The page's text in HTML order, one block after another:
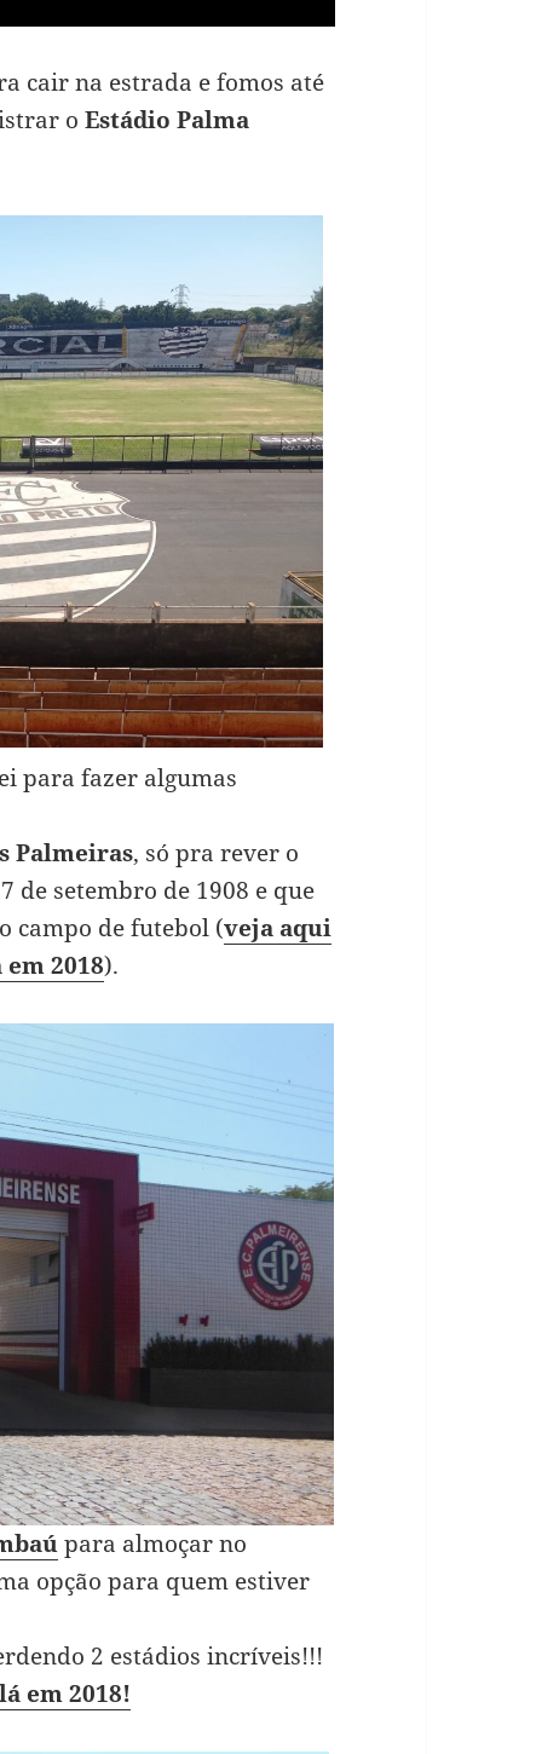
cair na estrada e fomos até
o Estádio Palma
para fazer algumas
Palmeiras, só pra rever o
de setembro de 1908 e que
campo de futebol (veja aqui
2018).
para almoçar no
opção para quem estiver
2 estádios incríveis!!!
em 2018!